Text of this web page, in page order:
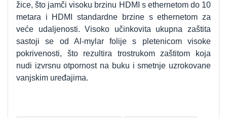
žice, što jamči visoku brzinu HDMI s ethernetom do 10
metara i HDMI standardne brzine s ethernetom za
veće udaljenosti. Visoko učinkovita ukupna zaštita
sastoji se od Al-mylar folije s pletenicom visoke
pokrivenosti, što rezultira trostrukom zaštitom koja
nudi izvrsnu otpornost na buku i smetnje uzrokovane
vanjskim uređajima.